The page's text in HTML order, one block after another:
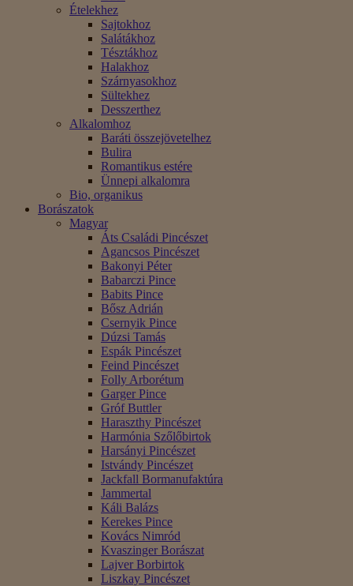
Ételekhez
Sajtokhoz
Salátákhoz
Tésztákhoz
Halakhoz
Szárnyasokhoz
Sültekhez
Desszerthez
Alkalomhoz
Baráti összejövetelhez
Bulira
Romantikus estére
Ünnepi alkalomra
Bio, organikus
Borászatok
Magyar
Áts Családi Pincészet
Agancsos Pincészet
Bakonyi Péter
Babarczi Pince
Babits Pince
Bősz Adrián
Csernyik Pince
Dúzsi Tamás
Espák Pincészet
Feind Pincészet
Folly Arborétum
Garger Pince
Gróf Buttler
Haraszthy Pincészet
Harmónia Szőlőbirtok
Harsányi Pincészet
Istvándy Pincészet
Jackfall Bormanufaktúra
Jammertal
Káli Balázs
Kerekes Pince
Kovács Nimród
Kvaszinger Borászat
Lajver Borbirtok
Liszkay Pincészet